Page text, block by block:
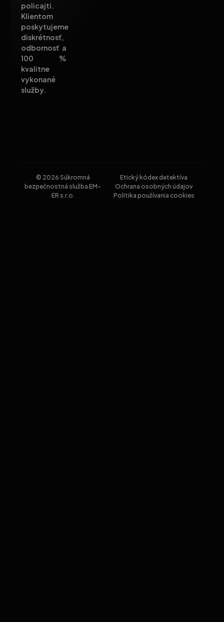
policajti.
Klientom
poskytujeme
diskrétnosť,
odbornosť a
100 %
kvalitne
vykonané
služby.
© 2026 Súkromná
bezpečnostná služba EM-
ER s.r.o.
Etický kódex detektíva
Ochrana osobných údajov
Politika používania cookies